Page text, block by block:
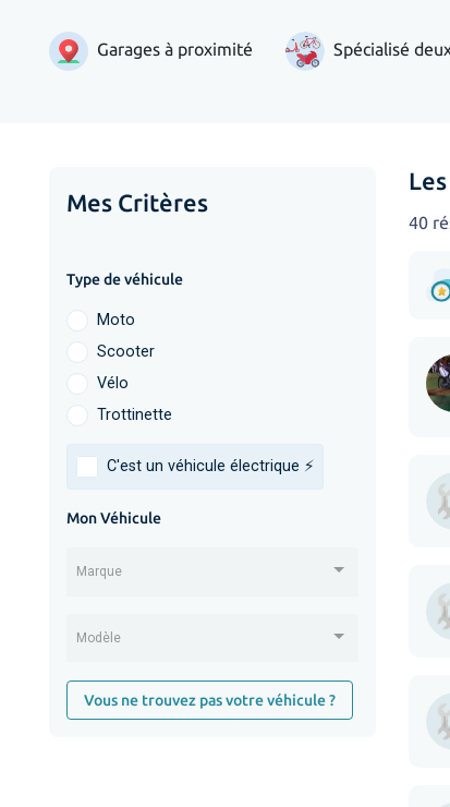
Garages à proximité Spécialisé
Mes Critères
Type de véhicule
Moto
Scooter
Vélo
Trottinette
C'est un véhicule électrique ⚡️
Mon Véhicule
Marque
Modèle
Vous ne trouvez pas votre véhicule ?
40